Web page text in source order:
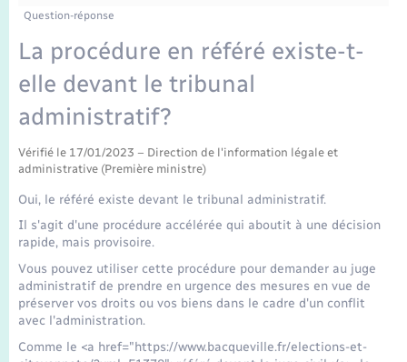
Etat-civil - Papiers - Citoyenneté
Mariage – PACS
Parrainage civil
Recensement
Logement - Urbanisme
Loisirs
Nouvel habitant
Organisation d’événement
Transports scolaires
Travaux - Autorisation d’occupation de l’espace
Compétences
Plan interactif
Présentation de la commune
Publications
La Communauté de communes
Question-réponse
La procédure en référé existe-t-
elle devant le tribunal
administratif?
Vérifié le 17/01/2023 – Direction de l'information légale et
administrative (Première ministre)
Oui, le référé existe devant le tribunal administratif.
Il s'agit d'une procédure accélérée qui aboutit à une décision
rapide, mais provisoire.
Vous pouvez utiliser cette procédure pour demander au juge
administratif de prendre en urgence des mesures en vue de
préserver vos droits ou vos biens dans le cadre d'un conflit
avec l'administration.
Comme le <a href="https://www.bacqueville.fr/elections-et-